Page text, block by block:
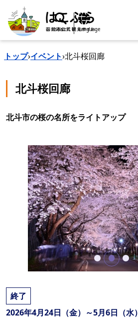
search Language
トップ›イベント›北斗桜回廊
北斗桜回廊
北斗市の桜の名所をライトアップ
終了
2026年4月24日（金）～5月6日（水）